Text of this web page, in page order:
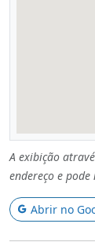
A exibição
endereço e
Abrir no